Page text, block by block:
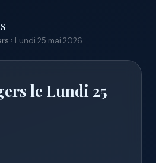
› Lundi 25 mai 2026
le Lundi 25